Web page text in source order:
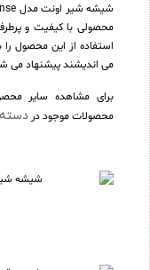
محصولی با کیفیت و
استفاده از این محصول را
می اندیشند پیشنهاد می
برای مشاهده سایر
محصولات موجود در